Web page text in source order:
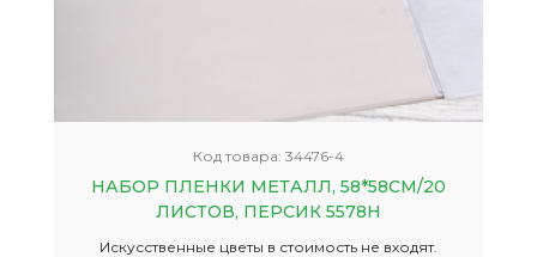
Код товара: 34476-4
НАБОР ПЛЕНКИ МЕТАЛЛ, 58*58СМ/20
ЛИСТОВ, ПЕРСИК 5578Н
Искусственные цветы в стоимость не входят.